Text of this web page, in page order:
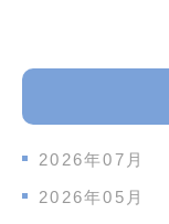
2026年07月
2026年05月